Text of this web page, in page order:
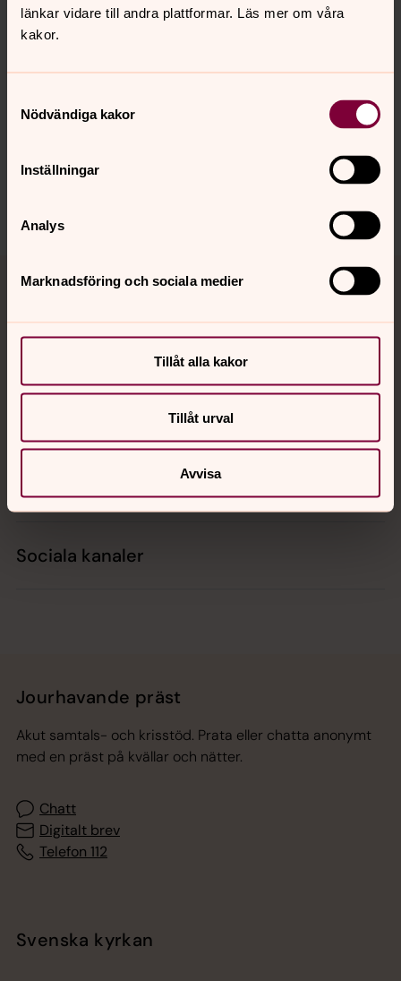
länkar vidare till andra plattformar. Läs mer om våra
kakor.
Nödvändiga kakor
Inställningar
Analys
Marknadsföring och sociala medier
Tillåt alla kakor
Tillåt urval
Avvisa
Senast ändrad 12 december 2025
innehåll?
Dela
Hitta snabbt
Sociala kanaler
Jourhavande präst
Akut samtals- och krisstöd. Prata eller chatta anonymt
med en präst på kvällar och nätter.
Chatt
Digitalt brev
Telefon 112
Svenska kyrkan